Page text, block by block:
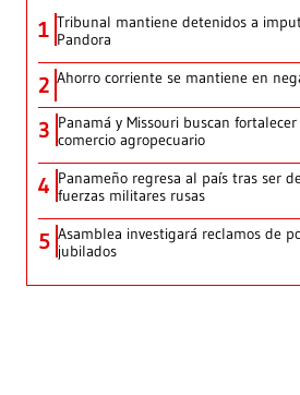
1 Tribunal mantiene detenidos a
Pandora
2 Ahorro corriente se mantiene en
3 Panamá y Missouri buscan
comercio agropecuario
4 Panameño regresa al país tras ser
fuerzas militares rusas
5 Asamblea investigará reclamos de
jubilados